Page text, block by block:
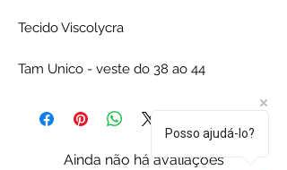
Tecido Viscolycra
Tam Unico - veste do 38 ao 44
Ainda não há avaliações
Posso ajudá-lo?